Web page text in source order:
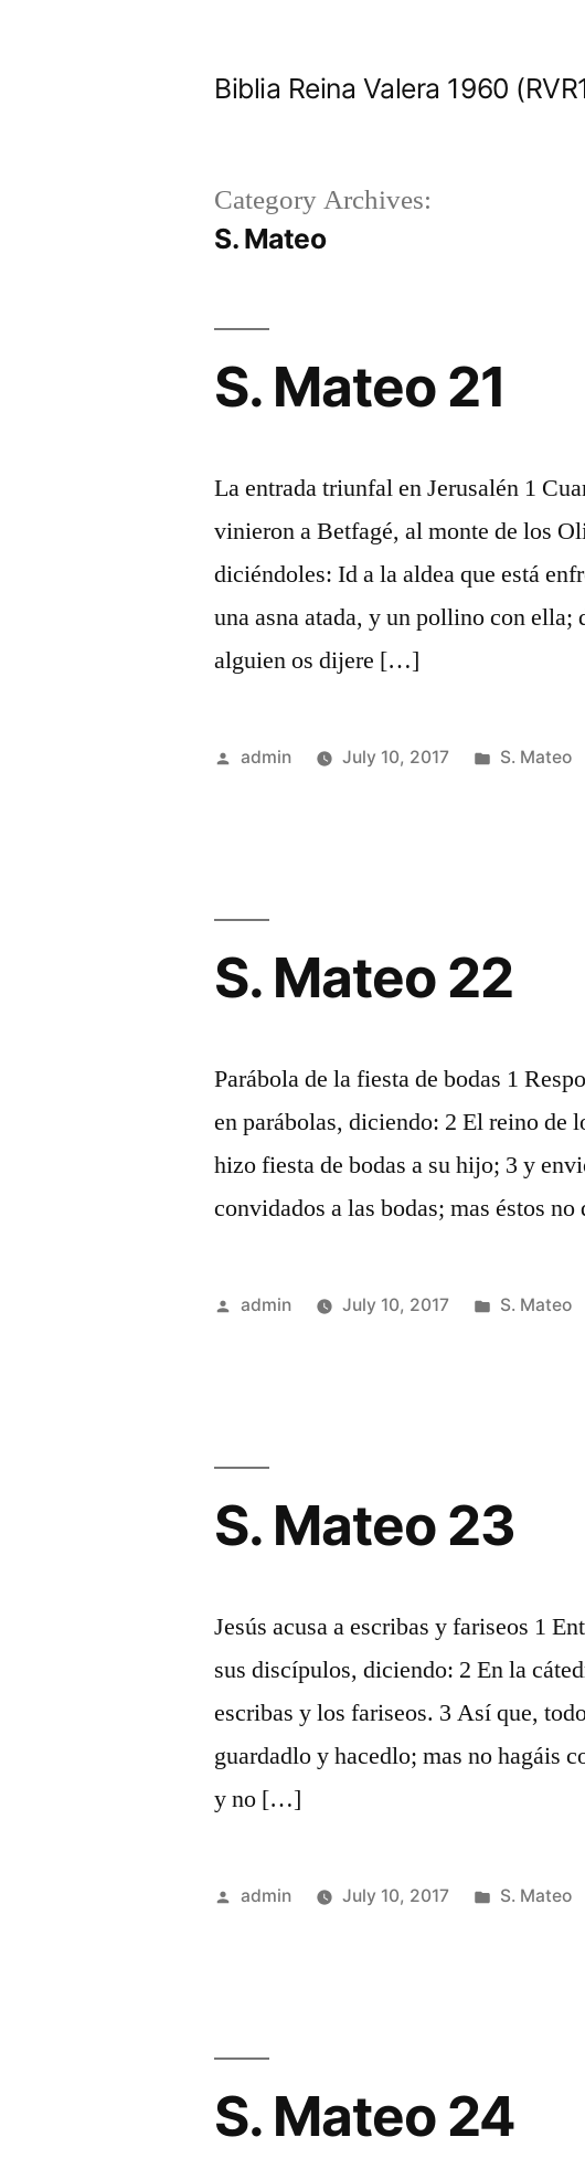
Biblia Reina Valera 1960
Category Archives:
S. Mateo
S. Mateo 21
La entrada triunfal en Jerusalén 1
vinieron a Betfagé, al monte de los
diciéndoles: Id a la aldea que está
una asna atada, y un pollino con
alguien os dijere […]
Posted
admin July 10, 2017
Posted
S. Mateo
S. Mateo 22
Parábola de la fiesta de bodas 1
en parábolas, diciendo: 2 El reino de
hizo fiesta de bodas a su hijo; 3 y
convidados a las bodas; mas éstos
Posted
admin July 10, 2017
Posted
S. Mateo
S. Mateo 23
Jesús acusa a escribas y fariseos 1
sus discípulos, diciendo: 2 En la
escribas y los fariseos. 3 Así que,
guardadlo y hacedlo; mas no hagáis
y no […]
Posted
admin July 10, 2017
Posted
S. Mateo
S. Mateo 24